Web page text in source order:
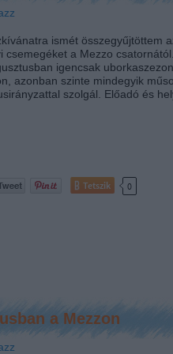
ismét összegyűjtöttem
csemegéket a Mezzo
igencsak
azonban szinte mindegyik
szolgál. Előadó és
Tetszik 0
a Mezzon